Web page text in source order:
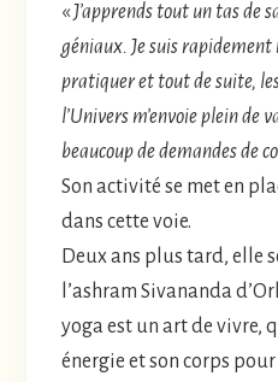
«J’apprends tout un tas de
géniaux. Je suis
pratiquer et tout de suite, les
l’Univers m’envoie plein de
beaucoup de demandes de
Son activité se met en
dans cette voie.
Deux ans plus tard, elle
l’ashram Sivananda
yoga est un art de vivre,
énergie et son corps